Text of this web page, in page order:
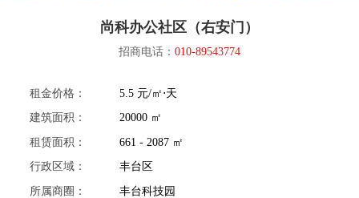
尚科办公社区（右安门）
招商电话： 010-89543774
租金价格：
5.5 元/㎡⋅天
建筑面积：
20000 ㎡
租赁面积：
661 - 2087 ㎡
行政区域：
丰台区
所属商圈：
丰台科技园